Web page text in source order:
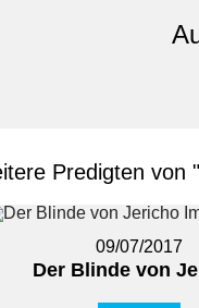
Predigten von "
09/07/2017
Der Blinde von